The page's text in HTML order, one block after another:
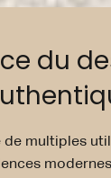
du
multiples